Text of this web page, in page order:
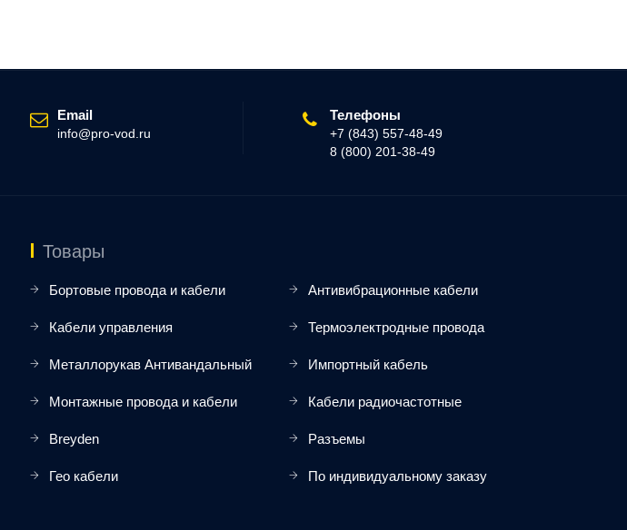
Email
info@pro-vod.ru
Телефоны
+7 (843) 557-48-49
8 (800) 201-38-49
Товары
Бортовые провода и кабели Антивибрационные кабели
Кабели управления Термоэлектродные провода
Металлорукав Антивандальный Импортный кабель
Монтажные провода и кабели Кабели радиочастотные
Breyden Разъемы
Гео кабели По индивидуальному заказу